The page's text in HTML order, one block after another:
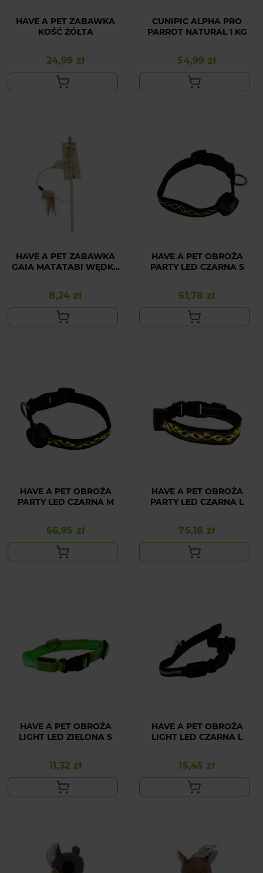
HAVE A PET ZABAWKA
KOŚĆ ŻÓŁTA
Cena
24,99 zł
CUNIPIC ALPHA PRO
PARROT NATURAL 1 KG
Cena
54,99 zł
HAVE A PET ZABAWKA
GAIA MATATABI WĘDKA
Cena
8,24 zł
HAVE A PET OBROŻA
PARTY LED CZARNA S
Cena
61,78 zł
HAVE A PET OBROŻA
PARTY LED CZARNA M
Cena
66,95 zł
HAVE A PET OBROŻA
PARTY LED CZARNA L
Cena
75,18 zł
HAVE A PET OBROŻA
LIGHT LED ZIELONA S
Cena
11,32 zł
HAVE A PET OBROŻA
LIGHT LED CZARNA L
Cena
15,45 zł